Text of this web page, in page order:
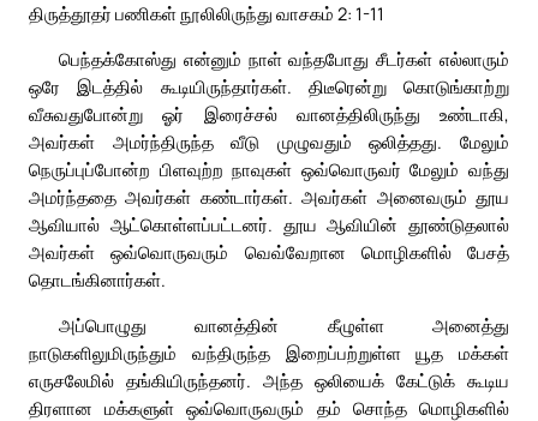
திருத்தூதர் பணிகள் நூலிலிருந்து வாசகம் 2: 1-11
பெந்தக்கோஸ்து என்னும் நாள் வந்தபோது சீடர்கள் எல்லாரும்
ஒரே இடத்தில் கூடியிருந்தார்கள். திடீரென்று கொடுங்காற்று
வீசுவதுபோன்று ஓர் இரைச்சல் வானத்திலிருந்து உண்டாகி,
அவர்கள் அமர்ந்திருந்த வீடு முழுவதும் ஒலித்தது. மேலும்
நெருப்புப்போன்ற பிளவுற்ற நாவுகள் ஒவ்வொருவர் மேலும் வந்து
அமர்ந்ததை அவர்கள் கண்டார்கள். அவர்கள் அனைவரும் தூய
ஆவியால் ஆட்கொள்ளப்பட்டனர். தூய ஆவியின் தூண்டுதலால்
அவர்கள் ஒவ்வொருவரும் வெவ்வேறான மொழிகளில் பேசத்
தொடங்கினார்கள்.
அப்பொழுது வானத்தின் கீழுள்ள அனைத்து
நாடுகளிலுமிருந்தும் வந்திருந்த இறைப்பற்றுள்ள யூத மக்கள்
எருசலேமில் தங்கியிருந்தனர். அந்த ஒலியைக் கேட்டுக் கூடிய
திரளான மக்களுள் ஒவ்வொருவரும் தம் சொந்த மொழிகளில்